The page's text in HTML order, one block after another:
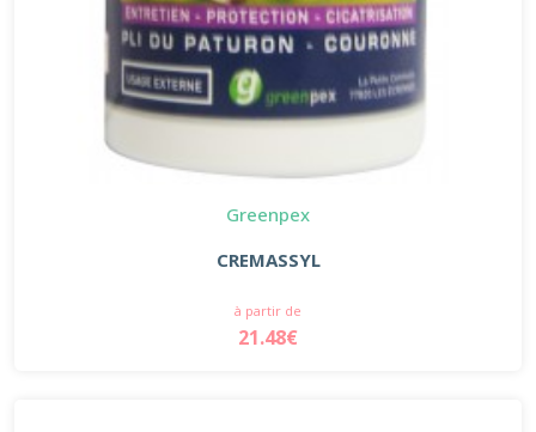
Greenpex
CREMASSYL
à partir de
21.48€